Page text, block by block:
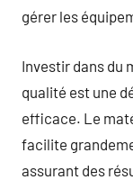
gérer les
Investir dans du
qualité est une
efficace. Le
facilite
assurant des